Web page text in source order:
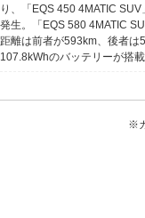
り、「EQS 450 4MATIC
発生。「EQS 580 4MATIC
距離は前者が593km、後者は
107.8kWhのバッテリーが搭
※